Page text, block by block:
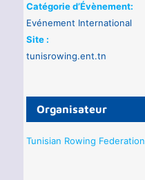
Catégorie d’Évènement:
Evénement International
Site :
tunisrowing.ent.tn
Organisateur
Tunisian Rowing Federation